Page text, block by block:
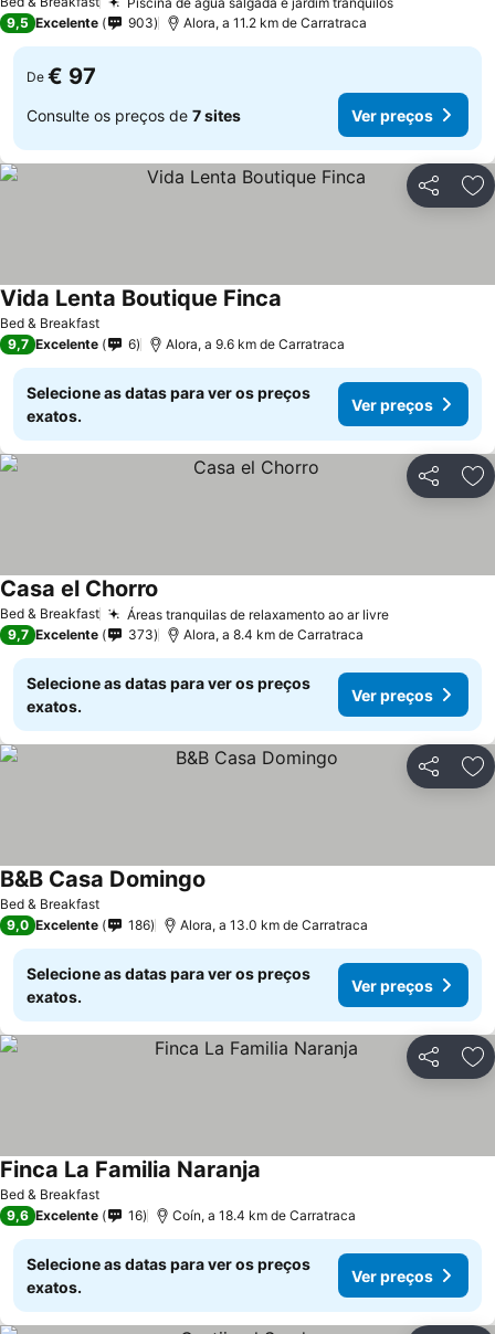
9,5 Excelente 903 Alora, a 11.2 km de Carratraca
De € 97
Consulte os preços de 7 sites Ver preços
Partilhar
Bed & Breakfast
Vida Lenta Boutique Finca
9,7 Excelente 6 Alora, a 9.6 km de Carratraca
Selecione as datas para ver os preços
exatos.
Ver preços
Partilhar
Bed & Breakfast Áreas tranquilas de relaxamento ao ar livre
Casa el Chorro
9,7 Excelente 373 Alora, a 8.4 km de Carratraca
Selecione as datas para ver os preços
exatos.
Ver preços
Partilhar
Bed & Breakfast
B&B Casa Domingo
9,0 Excelente 186 Alora, a 13.0 km de Carratraca
Selecione as datas para ver os preços
exatos.
Ver preços
Partilhar
Bed & Breakfast
Finca La Familia Naranja
9,6 Excelente 16 Coín, a 18.4 km de Carratraca
Selecione as datas para ver os preços
exatos.
Ver preços